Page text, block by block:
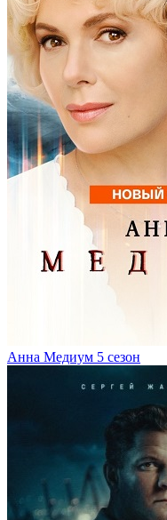
Анна Медиум 5 сезон